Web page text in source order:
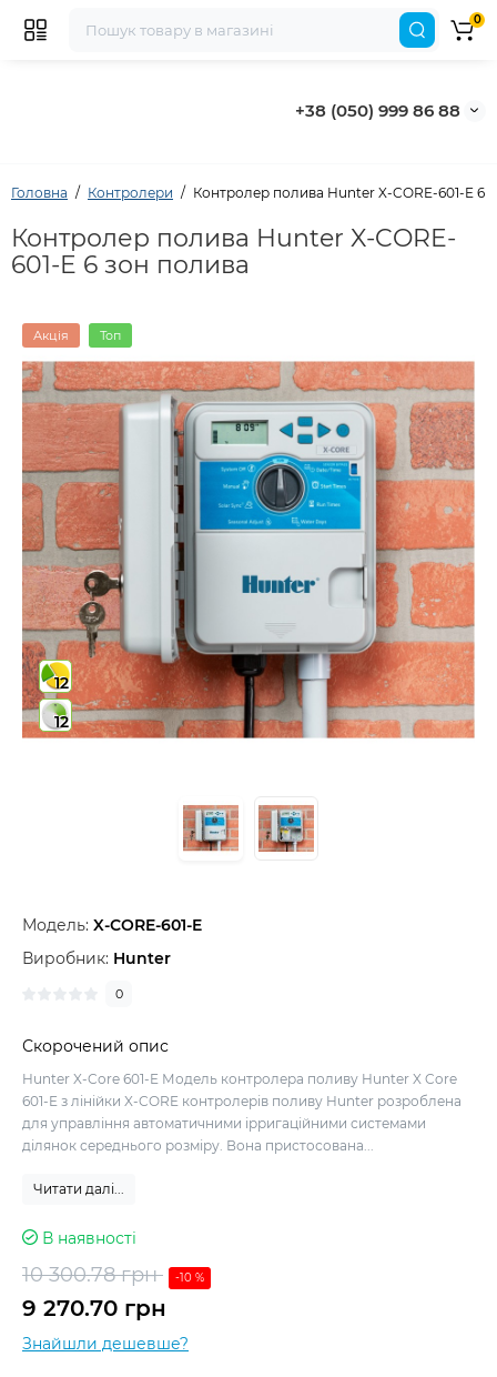
+38 (050) 999 86 88
0
Головна Контролери Контролер полива Hunter X-CORE-601-E 6
Контролер полива Hunter X-CORE-
601-E 6 зон полива
12
12
Акція Топ
Модель: X-СORE-601-E
Виробник: Hunter
0
Скорочений опис
Hunter X-Core 601-E Модель контролера поливу Hunter X Core
601-E з лінійки X-CORE контролерів поливу Hunter розроблена
для управління автоматичними ірригаційними системами
ділянок середнього розміру. Вона пристосована...
Читати далі...
В наявності
10 300.78 грн -10 %
9 270.70 грн
Знайшли дешевше?